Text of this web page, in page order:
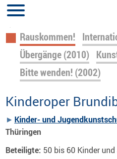
Navigation
überspringen
Rauskommen!
Übergänge (2010)
Bitte wenden! (2002)
Kinderoper
Kinder- und
Thüringen
Beteiligte: 50 bis 60 Kinder